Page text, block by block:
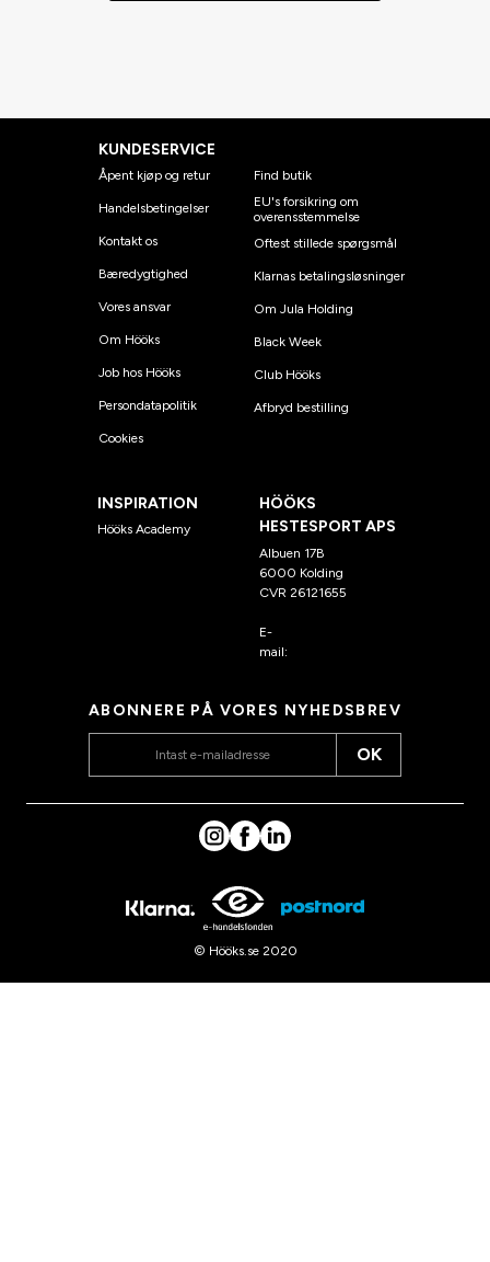
KUNDESERVICE
Åpent kjøp og retur
Handelsbetingelser
Kontakt os
Bæredygtighed
Vores ansvar
Om Hööks
Job hos Hööks
Persondatapolitik
Cookies
Find butik
EU's forsikring om
overensstemmelse
Oftest stillede spørgsmål
Klarnas betalingsløsninger
Om Jula Holding
Black Week
Club Hööks
Afbryd bestilling
INSPIRATION
Hööks Academy
HÖÖKS
HESTESPORT APS
Albuen 17B
6000 Kolding
CVR 26121655
E-
mail:
ABONNERE PÅ VORES NYHEDSBREV
OK
© Hööks.se 2020